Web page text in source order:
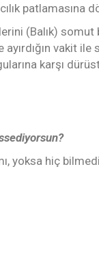
patlamasına
(Balık)
ayırdığın vakit
karşı
yoksa hiç